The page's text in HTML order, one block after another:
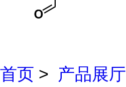
首页 > 产品展厅